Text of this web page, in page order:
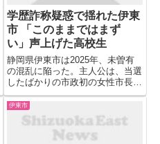
学歴詐称疑惑で揺れた伊東
市 「このままではまず
い」声上げた高校生
静岡県伊東市は2025年、未曽有
の混乱に陥った。主人公は、当選
したばかりの市政初の女性市長。
のちに学歴を偽っていた疑いが発
覚し、その奇抜な言動も加わって
全国の注目を集めた。 前市長の
学歴詐称疑惑で揺れた伊東市。1
年で2度の市長選が行われるな...
伊東市